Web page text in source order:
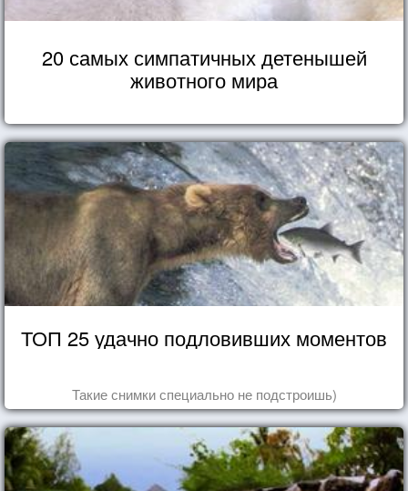
20 самых симпатичных детенышей
животного мира
ТОП 25 удачно подловивших моментов
Такие снимки специально не подстроишь)